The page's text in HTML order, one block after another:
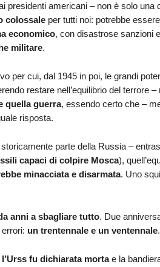
presidenti americani – non è solo una
colossaleper tutti noi: potrebbe
economico, con disastrose sanzioni
militare.
per cui, dal 1945 in poi, le grandi
restare nell’equilibrio del terrore
quella guerra, essendo certo che –
risposta.
parte della Russia –
capaci di colpire Mosca),
minacciata e disarmata. Uno
anni a sbagliare tutto. Due
un trentennale e un ventennale.
l’Urss fu dichiarata mortae la